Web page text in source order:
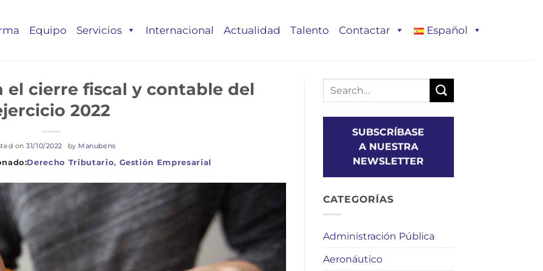
Equipo Servicios Internacional Actualidad Talento Contactar Español
Derecho Tributario, Gestión Empresarial
el cierre fiscal y contable del
2022
on31/10/2022 by Manubens
SUBSCRÍBASE
A NUESTRA
NEWSLETTER
CATEGORÍAS
Administración Pública
Aeronáutico